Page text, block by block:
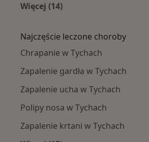
Więcej (14)
Najczęście leczone choroby
Chrapanie w Tychach
Zapalenie gardła w Tychach
Zapalenie ucha w Tychach
Polipy nosa w Tychach
Zapalenie krtani w Tychach